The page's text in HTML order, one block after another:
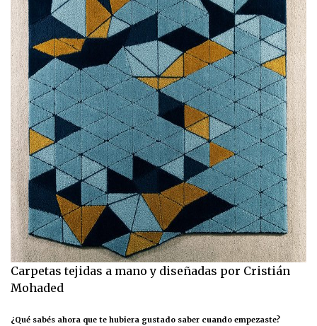
Carpetas tejidas a mano y diseñadas por Cristián
Mohaded
¿Qué sabés ahora que te hubiera gustado saber cuando empezaste?